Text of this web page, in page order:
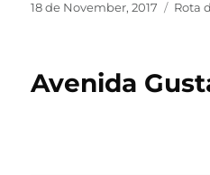
18 de November, 2017 Rota
Avenida